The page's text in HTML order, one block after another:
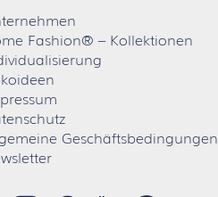
Fashion® – Kollektionen
Geschäftsbedingungen